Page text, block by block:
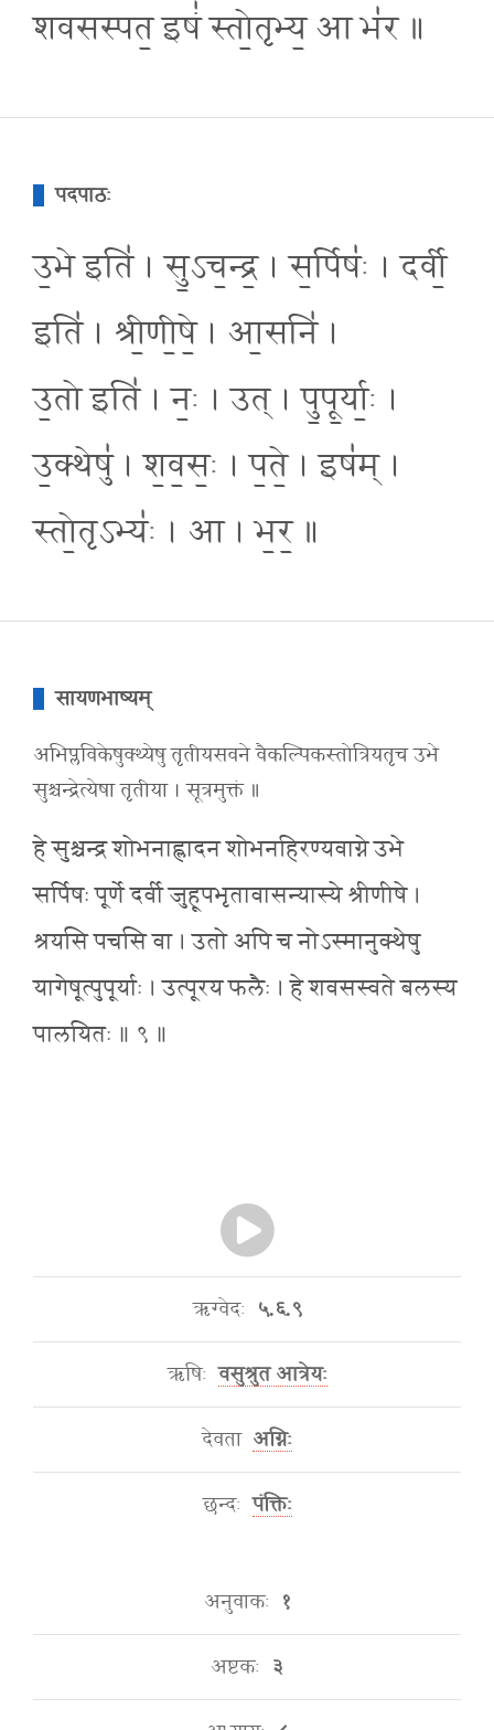
शवसस्पत॒ इषं॑ स्तो॒तृभ्य॒ आ भ॑र ॥
पदपाठः
उ॒भे इति॑ । सु॒ऽच॒न्द्र॒ । स॒र्पिषः॑ । दर्वी॒
इति॑ । श्री॒णी॒षे॒ । आ॒सनि॑ ।
उ॒तो इति॑ । नः॒ । उत् । पु॒पू॒र्याः॒ ।
उ॒क्थेषु॑ । श॒व॒सः॒ । प॒ते॒ । इष॑म् ।
स्तो॒तृऽभ्यः॑ । आ । भ॒र॒ ॥
सायणभाष्यम्
अभिप्लविकेषुक्थ्येषु तृतीयसवने वैकल्पिकस्तोत्रियतृच उभे
सुश्चन्द्रेत्येषा तृतीया । सूत्रमुक्तं ॥
हे सुश्चन्द्र शोभनाह्लादन शोभनहिरण्यवाग्ने उभे
सर्पिषः पूर्णे दर्वी जुहूपभृतावासन्यास्ये श्रीणीषे ।
श्रयसि पचसि वा । उतो अपि च नोऽस्मानुक्थेषु
यागेषूत्पुपूर्याः । उत्पूरय फलैः । हे शवसस्वते बलस्य
पालयितः ॥ ९ ॥
ऋग्वेदः ५.६.९
ऋषिः वसुश्रुत आत्रेयः
देवता अग्निः
छन्दः पंक्तिः
अनुवाकः १
अष्टकः ३